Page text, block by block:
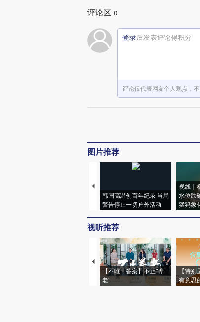
评论区 0
登录后发表评论得积分
评论仅代表网友个人观点，
图片推荐
韩国高温创百年纪录 当局
警告停止一切户外活动
视线｜
水位跌
猛犸象
视听推荐
【不唯一答案】不止“养
老”
【特
有意思